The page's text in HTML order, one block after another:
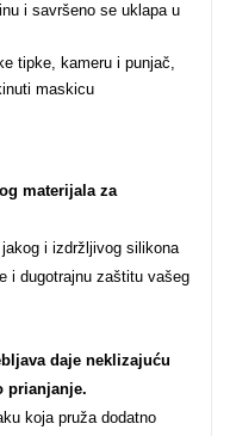
i savršeno se uklapa u
tipke, kameru i punjač,
maskicu
materijala za
i izdržljivog silikona
i dugotrajnu zaštitu vašeg
daje neklizajuću
prianjanje.
koja pruža dodatno
motivi